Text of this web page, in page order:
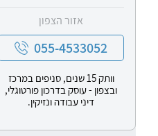
אזור הצפון
055-4533052
וותק 15 שנים, סניפים במרכז
ובצפון - עוסק בדרכון פורטוגלי,
דיני עבודה ונזיקין.